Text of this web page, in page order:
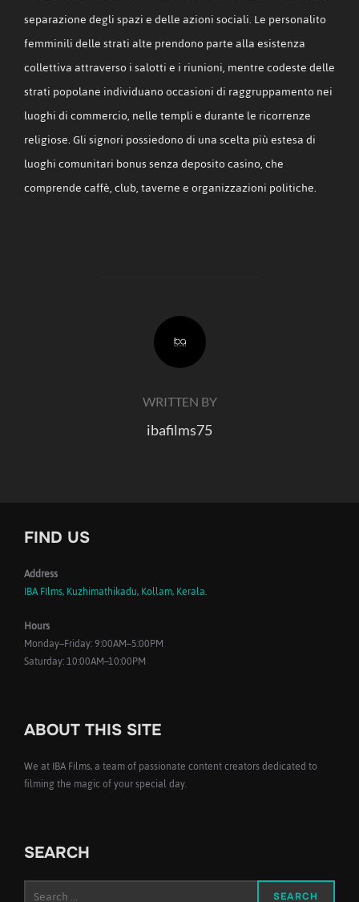
separazione degli spazi e delle azioni sociali. Le personalito
femminili delle strati alte prendono parte alla esistenza
collettiva attraverso i salotti e i riunioni, mentre codeste delle
strati popolane individuano occasioni di raggruppamento nei
luoghi di commercio, nelle templi e durante le ricorrenze
religiose. Gli signori possiedono di una scelta più estesa di
luoghi comunitari bonus senza deposito casino, che
comprende caffè, club, taverne e organizzazioni politiche.
POST AUTHOR
WRITTEN BY
ibafilms75
FIND US
Address
IBA FIlms, Kuzhimathikadu, Kollam, Kerala.
Hours
Monday–Friday: 9:00AM–5:00PM
Saturday: 10:00AM–10:00PM
ABOUT THIS SITE
We at IBA Films, a team of passionate content creators dedicated to
filming the magic of your special day.
SEARCH
Search
SEARCH